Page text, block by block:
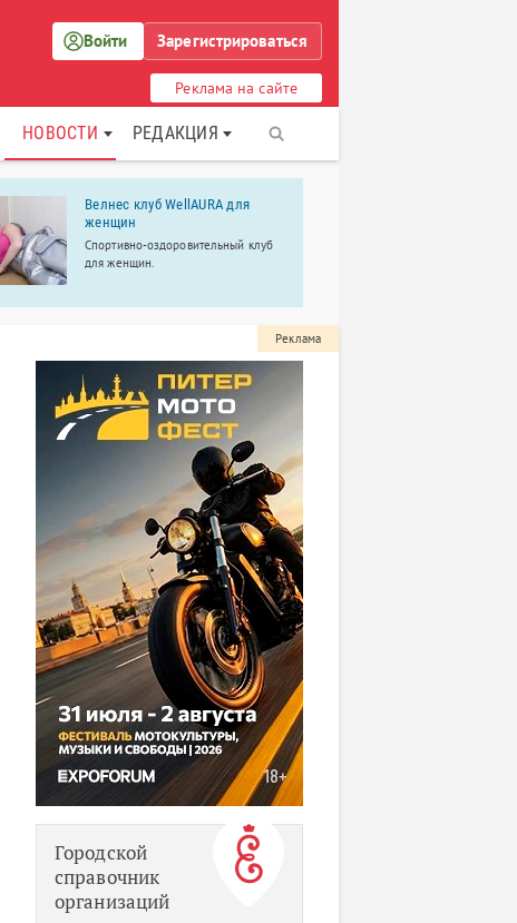
Войти Зарегистрироваться
Реклама на сайте
НОВОСТИ РЕДАКЦИЯ
Велнес клуб WellAURA для
женщин
Спортивно-оздоровительный клуб
для женщин.
Реклама
Городской
справочник
организаций